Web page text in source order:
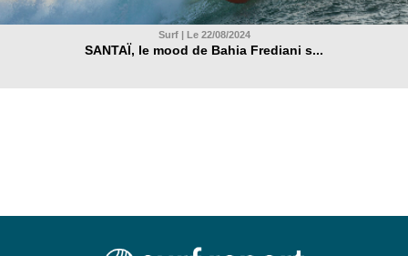
Surf | Le 22/08/2024
SANTAÏ, le mood de Bahia Frediani s...